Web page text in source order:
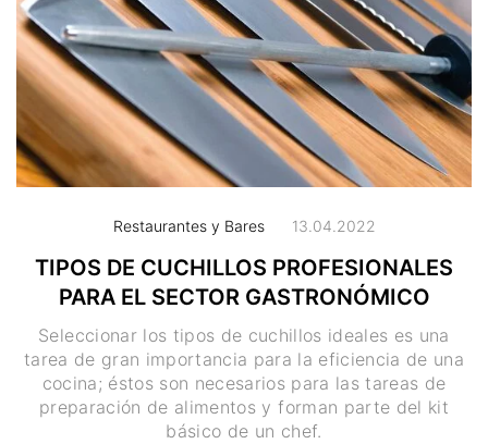
Restaurantes y Bares 13.04.2022
TIPOS DE CUCHILLOS PROFESIONALES
PARA EL SECTOR GASTRONÓMICO
Seleccionar los tipos de cuchillos ideales es una
tarea de gran importancia para la eficiencia de una
cocina; éstos son necesarios para las tareas de
preparación de alimentos y forman parte del kit
básico de un chef.